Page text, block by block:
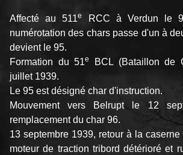
Affecté au 511e
RCC à Verdun le
numérotation des chars passe d'un à
devient le 95.
Formation du 51e
BCL (Bataillon de
juillet 1939.
Le 95 est désigné char d'instruction.
Mouvement vers Belrupt le 12
remplacement du char 96.
13 septembre 1939, retour à la
moteur de traction tribord détérioré et